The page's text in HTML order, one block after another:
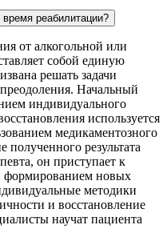
реабилитации?
от алкогольной или
собой единую
решать задачи
Начальный
индивидуального
используется
медикаментозного
полученного результата
он приступает к
формированием новых
методики
и восстановление
научат пациента